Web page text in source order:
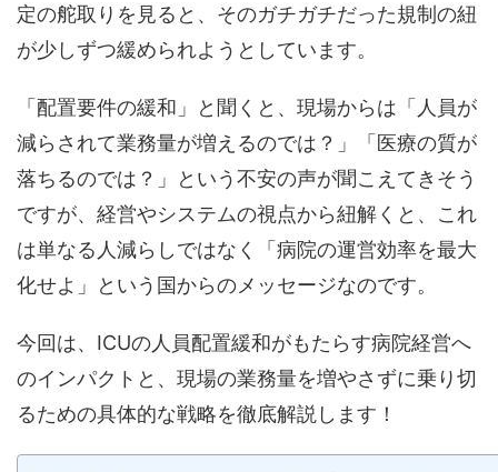
定の舵取りを見ると、そのガチガチだった規制の紐
が少しずつ緩められようとしています。
「配置要件の緩和」と聞くと、現場からは「人員が
減らされて業務量が増えるのでは？」「医療の質が
落ちるのでは？」という不安の声が聞こえてきそう
ですが、経営やシステムの視点から紐解くと、これ
は単なる人減らしではなく「病院の運営効率を最大
化せよ」という国からのメッセージなのです。
今回は、ICUの人員配置緩和がもたらす病院経営へ
のインパクトと、現場の業務量を増やさずに乗り切
るための具体的な戦略を徹底解説します！